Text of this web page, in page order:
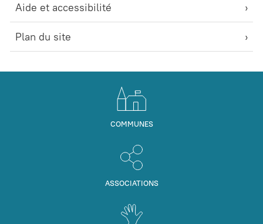
Aide et accessibilité
Plan du site
COMMUNES
ASSOCIATIONS